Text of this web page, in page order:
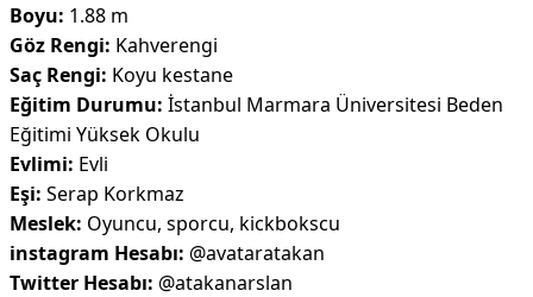
Boyu: 1.88 m
Göz Rengi: Kahverengi
Saç Rengi: Koyu kestane
Eğitim Durumu: İstanbul Marmara Üniversitesi Beden
Eğitimi Yüksek Okulu
Evlimi: Evli
Eşi: Serap Korkmaz
Meslek: Oyuncu, sporcu, kickbokscu
instagram Hesabı: @avataratakan
Twitter Hesabı: @atakanarslan